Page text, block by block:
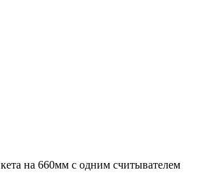
на 660мм с одним считывателем